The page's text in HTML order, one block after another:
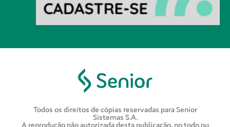
Todos os direitos de cópias reservadas para Senior
Sistemas S.A.
A reprodução não autorizada desta publicação, no todo ou